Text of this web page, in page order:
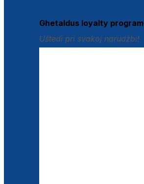
Ghetaldus loyalty program
Uštedi pri svakoj narudžbi!